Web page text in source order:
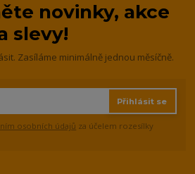
novinky, akce
slevy!
Zasíláme minimálně jednou měsíčně.
Přihlásit se
osobních údajů za účelem rozesílky